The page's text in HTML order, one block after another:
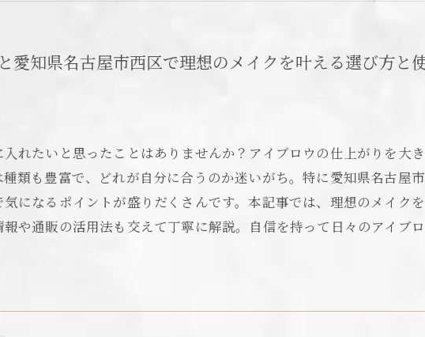
愛知県名古屋市西区で理想のメイクを叶える選び方と
れたいと思ったことはありませんか？アイブロウの仕上がりを大
種類も豊富で、どれが自分に合うのか迷いがち。特に愛知県名古屋
になるポイントが盛りだくさんです。本記事では、理想のメイク
や通販の活用法も交えて丁寧に解説。自信を持って日々のアイブ